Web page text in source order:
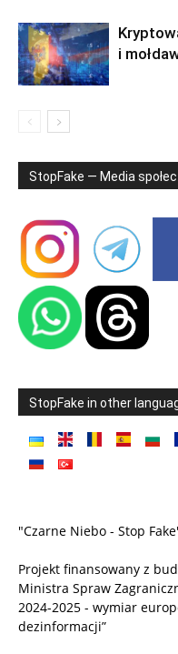
i
StopFake — Media
StopFake in other
"Czarne Niebo - Stop
Projekt finansowany z
Ministra Spraw
2024-2025 - wymiar
dezinformacji”